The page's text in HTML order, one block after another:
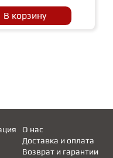
В корзину
Доставка и оплата
Возврат и гарантии
О нас